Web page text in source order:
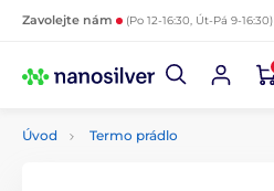
Zavolejte nám (Po 12-16:30, Út-Pá 9-16:30)
Úvod Termo prádlo